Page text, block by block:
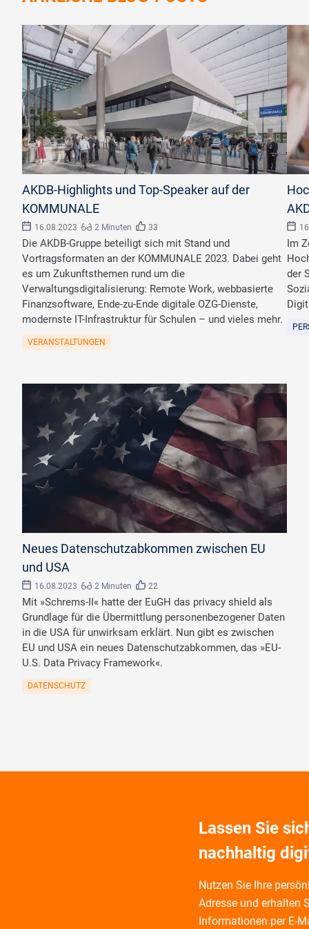
AKDB-Highlights und Top-Speaker auf der
KOMMUNALE
16.08.2023 2 Minuten 33
Die AKDB-Gruppe beteiligt sich mit Stand und
Vortragsformaten an der KOMMUNALE 2023. Dabei geht
es um Zukunftsthemen rund um die
Verwaltungsdigitalisierung: Remote Work, webbasierte
Finanzsoftware, Ende-zu-Ende digitale OZG-Dienste,
modernste IT-Infrastruktur für Schulen – und vieles mehr.
VERANSTALTUNGEN
Im
der
Neues Datenschutzabkommen zwischen EU
und USA
16.08.2023 2 Minuten 22
Mit »Schrems-II« hatte der EuGH das privacy shield als
Grundlage für die Übermittlung personenbezogener Daten
in die USA für unwirksam erklärt. Nun gibt es zwischen
EU und USA ein neues Datenschutzabkommen, das »EU-
U.S. Data Privacy Framework«.
DATENSCHUTZ
Lassen Sie
nachhaltig
Nutzen Sie Ihre
Adresse und erhalten
Informationen per E-